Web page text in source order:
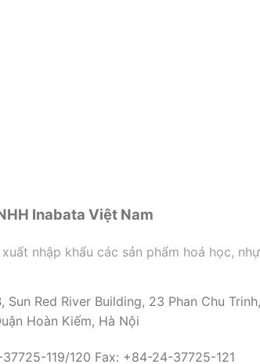
Inabata Việt Nam
nhập khẩu các sản phẩm hoá học,
Sun Red River Building, 23 Phan Chu
Hoàn Kiếm, Hà Nội
119/120 Fax: +84-24-37725-121